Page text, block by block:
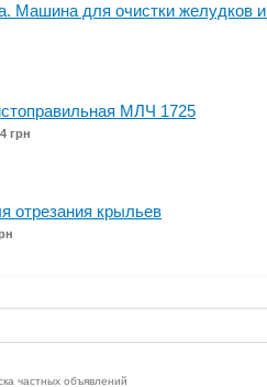
Машина для очистки желудков
МЛЧ 1725
грн
отрезания крыльев
частных объявлений